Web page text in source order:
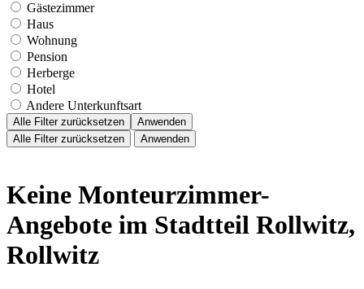
Gästezimmer
Haus
Wohnung
Pension
Herberge
Hotel
Andere Unterkunftsart
Alle Filter zurücksetzen
Anwenden
Alle Filter zurücksetzen
Anwenden
Keine Monteurzimmer-
Angebote im Stadtteil Rollwitz,
Rollwitz